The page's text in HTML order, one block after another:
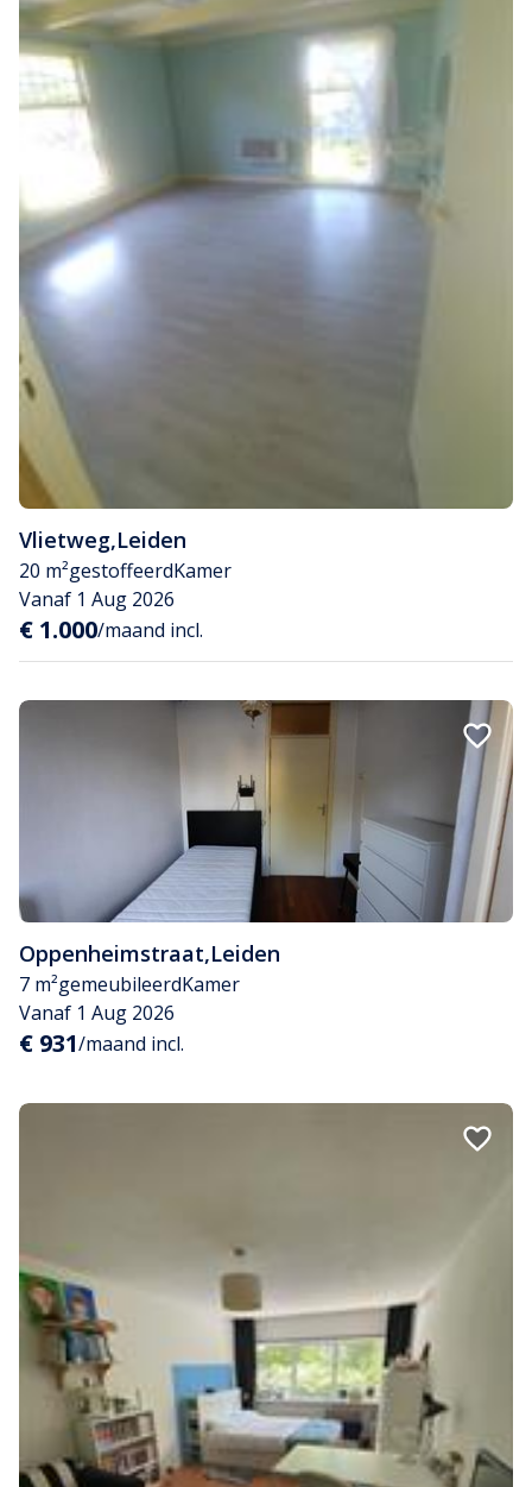
Vlietweg,Leiden
20 m²gestoffeerdKamer
Vanaf 1 Aug 2026
€ 1.000/maand incl.
Oppenheimstraat,Leiden
7 m²gemeubileerdKamer
Vanaf 1 Aug 2026
€ 931/maand incl.